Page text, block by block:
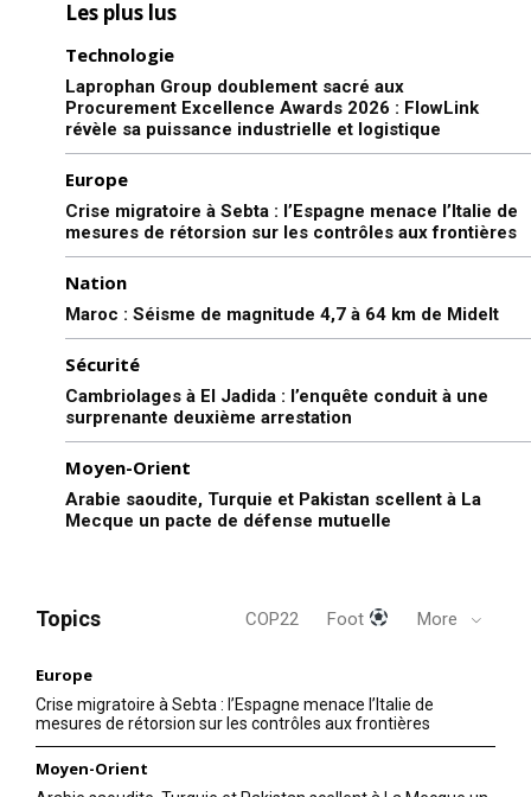
Les plus lus
Technologie
Laprophan Group doublement sacré aux
Procurement Excellence Awards 2026 : FlowLink
révèle sa puissance industrielle et logistique
Europe
Crise migratoire à Sebta : l’Espagne menace l’Italie de
mesures de rétorsion sur les contrôles aux frontières
Nation
Maroc : Séisme de magnitude 4,7 à 64 km de Midelt
Sécurité
Cambriolages à El Jadida : l’enquête conduit à une
surprenante deuxième arrestation
Moyen-Orient
Arabie saoudite, Turquie et Pakistan scellent à La
Mecque un pacte de défense mutuelle
Topics COP22 Foot More
Europe
Crise migratoire à Sebta : l’Espagne menace l’Italie de
mesures de rétorsion sur les contrôles aux frontières
Moyen-Orient